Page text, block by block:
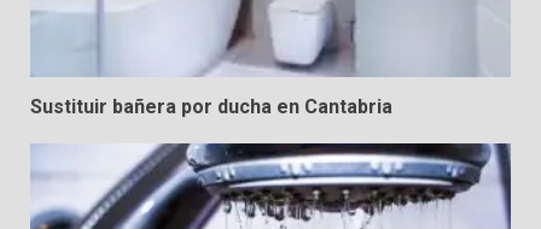
5
Cambia tu Bañera por un Plato
de Ducha: Modernización y
Eficiencia
Sustituir bañera por ducha en Cantabria